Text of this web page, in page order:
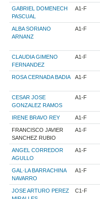
GABRIEL DOMENECH
PASCUAL
A1-F
ALBA SORIANO
ARNANZ
A1-F
CLAUDIA GIMENO
FERNANDEZ
A1-F
ROSA CERNADA BADIA A1-F
CESAR JOSE
GONZALEZ RAMOS
A1-F
IRENE BRAVO REY A1-F
FRANCISCO JAVIER
SANCHEZ RUBIO
A1-F
ANGEL CORREDOR
AGULLO
A1-F
GAL·LA BARRACHINA
NAVARRO
A1-F
JOSE ARTURO PEREZ
C1-F